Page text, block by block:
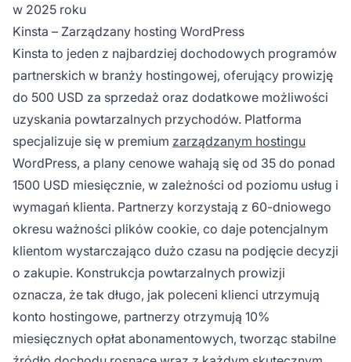
w 2025 roku
Kinsta – Zarządzany hosting WordPress
Kinsta to jeden z najbardziej dochodowych programów
partnerskich w branży hostingowej, oferujący prowizję
do 500 USD za sprzedaż oraz dodatkowe możliwości
uzyskania powtarzalnych przychodów. Platforma
specjalizuje się w premium zarządzanym hostingu
WordPress, a plany cenowe wahają się od 35 do ponad
1500 USD miesięcznie, w zależności od poziomu usług i
wymagań klienta. Partnerzy korzystają z 60-dniowego
okresu ważności plików cookie, co daje potencjalnym
klientom wystarczająco dużo czasu na podjęcie decyzji
o zakupie. Konstrukcja powtarzalnych prowizji
oznacza, że tak długo, jak poleceni klienci utrzymują
konto hostingowe, partnerzy otrzymują 10%
miesięcznych opłat abonamentowych, tworząc stabilne